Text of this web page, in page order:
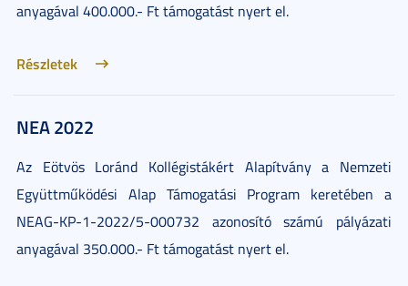
anyagával 400.000.- Ft támogatást nyert el.
Részletek
NEA 2022
Az Eötvös Loránd Kollégistákért Alapítvány a Nemzeti
Együttműködési Alap Támogatási Program keretében a
NEAG-KP-1-2022/5-000732 azonosító számú pályázati
anyagával 350.000.- Ft támogatást nyert el.